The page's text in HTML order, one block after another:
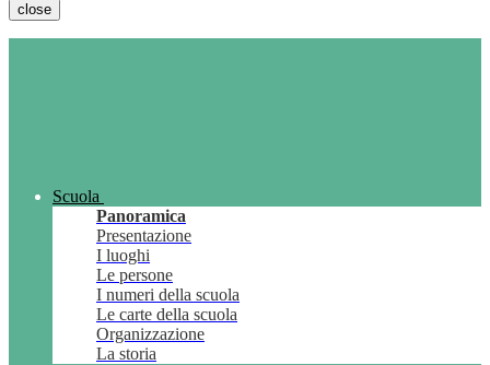
close
Scuola
Panoramica
Presentazione
I luoghi
Le persone
I numeri della scuola
Le carte della scuola
Organizzazione
La storia